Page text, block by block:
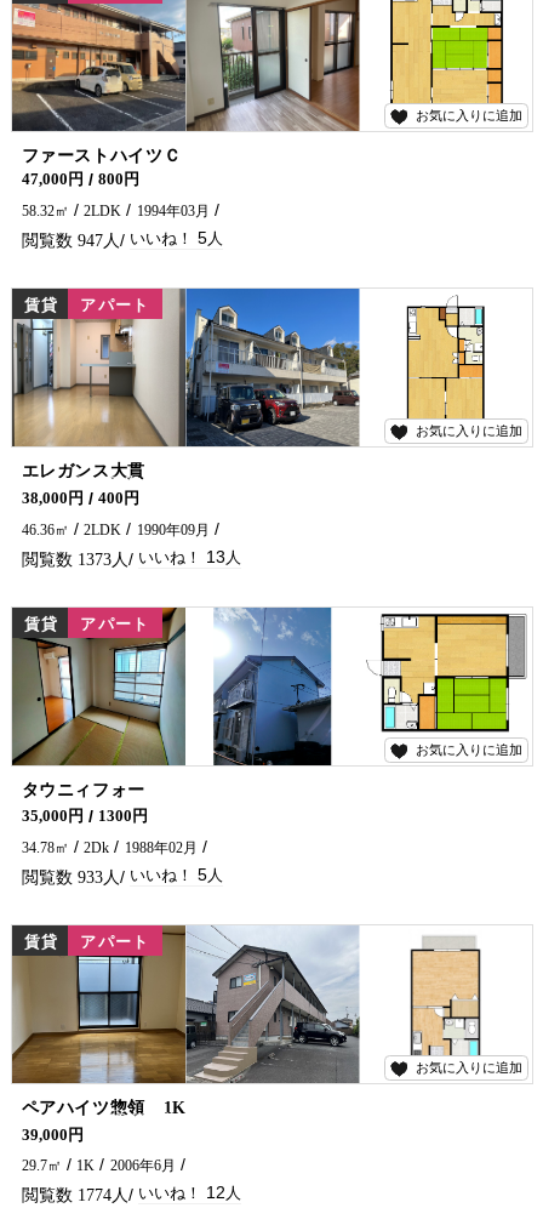
お気に入りに追加
ファーストハイツＣ
47,000円
800円
58.32㎡
2LDK 1994年03月
947 5
お気に入りに追加
賃貸 アパート
エレガンス大貫
大貫町に日当たり良好の2LDK空予定です★ 延岡市でアパートをお探しなら、五ヶ瀬不動産にお問い合わせください！！
38,000円
400円
46.36㎡
2LDK 1990年09月
1373 13
お気に入りに追加
賃貸 アパート
タウニィフォー
インターネット無料の2DKです★ スーパー・ディスカウントストア近くにあり便利です(^^♪
35,000円
1300円
34.78㎡
2Dk 1988年02月
933 5
お気に入りに追加
賃貸 アパート
ペアハイツ惣領 1K
インターネット無料付★単身の方におすすめのアパートです(^^)/ 延岡市でアパートをお探しなら、五ヶ瀬不動産にお問い合わせください🏠✨
39,000円
29.7㎡
1K 2006年6月
1774 12